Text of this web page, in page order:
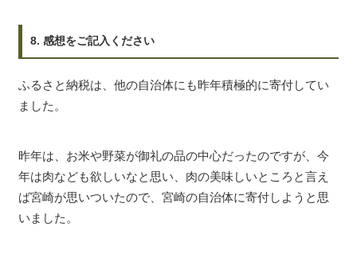
8. 感想をご記入ください
ふるさと納税は、他の自治体にも昨年積極的に寄付してい
ました。
昨年は、お米や野菜が御礼の品の中心だったのですが、今
年は肉なども欲しいなと思い、肉の美味しいところと言え
ば宮崎が思いついたので、宮崎の自治体に寄付しようと思
いました。